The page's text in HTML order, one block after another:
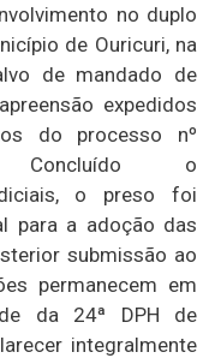
no duplo
de Ouricuri, na
de mandado de
expedidos
do processo nº
Concluído o
o preso foi
para a adoção das
submissão ao
permanecem em
da 24ª DPH de
integralmente